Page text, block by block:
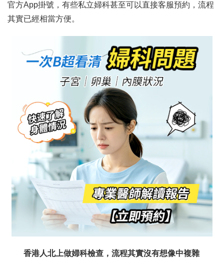
官方App掛號，有些私立婦科甚至可以直接客服預約，流程
其實已經相當方便。
香港人北上做婦科檢查，流程其實沒有想像中複雜